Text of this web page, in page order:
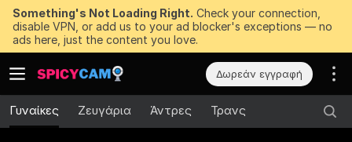
Something's Not Loading Right. Check your connection,
disable VPN, or add us to your ad blocker's exceptions — no
ads here, just the content you love.
Δωρεάν εγγραφή
Γυναίκες Ζευγάρια Άντρες Τρανς